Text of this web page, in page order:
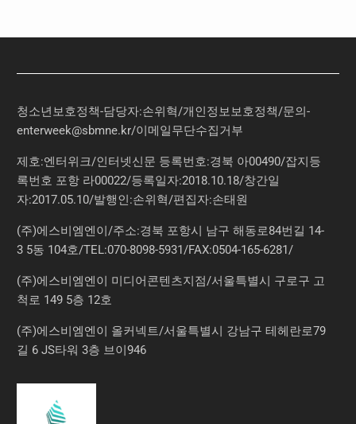
청소년보호정책-담당자:손위혁/개인정보보호정책/문의-
enterweek@sbmne.kr/이메일무단수집거부
제호:엔터위크/인터넷신문 등록번호:경북 아00490/잡지등
록번호 포항 라00022/등록일자:2018.10.18/창간일
자:2017.05.10/발행인:손위혁/편집자:손태원
(주)에스비엠엔이/주소:경북 포항시 남구 해동로84번길 14-
3 5동 104호/TEL:070-8098-5931/FAX:0504-165-6281/
(주)에스비엠엔이 미디어콘텐츠지점/서울특별시 구로구 고
척로 149 5층 12호
(주)에스비엠엔이 올커넥트/서울특별시 강남구 테헤란로79
길 6 JS타워 3층 브이946